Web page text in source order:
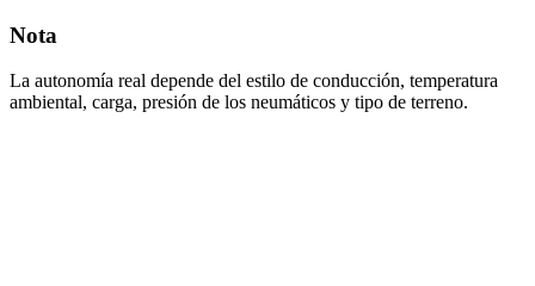
Nota
La autonomía real depende del estilo de conducción, temperatura
ambiental, carga, presión de los neumáticos y tipo de terreno.